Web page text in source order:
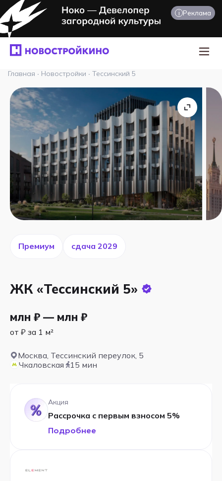
i Реклама
Главная · Новостройки · Тессинский 5
ЖК «Тессинский 5»
млн ₽ — млн ₽
от ₽ за 1 м²
Москва, Тессинский переулок, 5
Чкаловская
15 мин
Премиум cдача 2029
Акция
Рассрочка с первым взносом 5%
Подробнее